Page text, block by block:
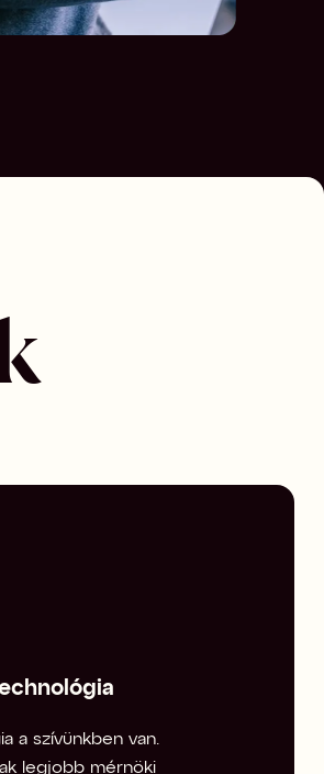
a szívünkben van.
legjobb mérnöki